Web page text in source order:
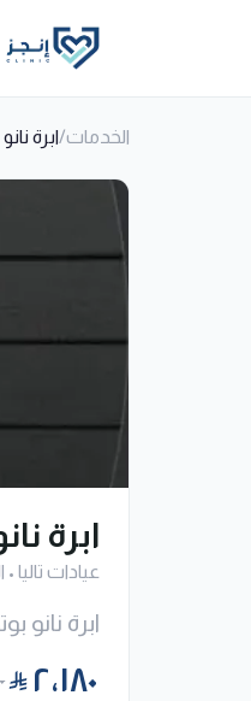
الخدمات/ابرة
ابرة
عيادات تاليا•
ابرة نانو
٢٬١٨٠